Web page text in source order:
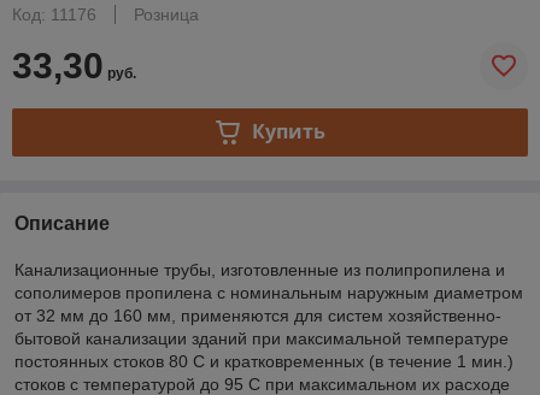
Код: 11176
Розница
33,30 руб.
Купить
Описание
Канализационные трубы, изготовленные из полипропилена и
сополимеров пропилена с номинальным наружным диаметром
от 32 мм до 160 мм, применяются для систем хозяйственно-
бытовой канализации зданий при максимальной температуре
постоянных стоков 80 С и кратковременных (в течение 1 мин.)
стоков с температурой до 95 С при максимальном их расходе